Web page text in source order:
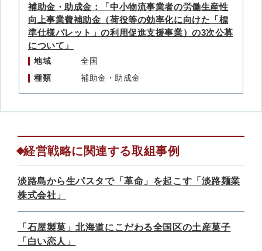
補助金・助成金：「中小物流事業者の労働生産性
向上事業費補助金（荷役等の効率化に向けた「標
準仕様パレット」の利用促進支援事業）の3次公募
について」
地域
全国
種類
補助金・助成金
経営戦略に関連する取組事例
淡路島から生パスタで「革命」を起こす「淡路麺業
株式会社」
「石屋製菓」北海道にこだわる全国区の土産菓子
「白い恋人」